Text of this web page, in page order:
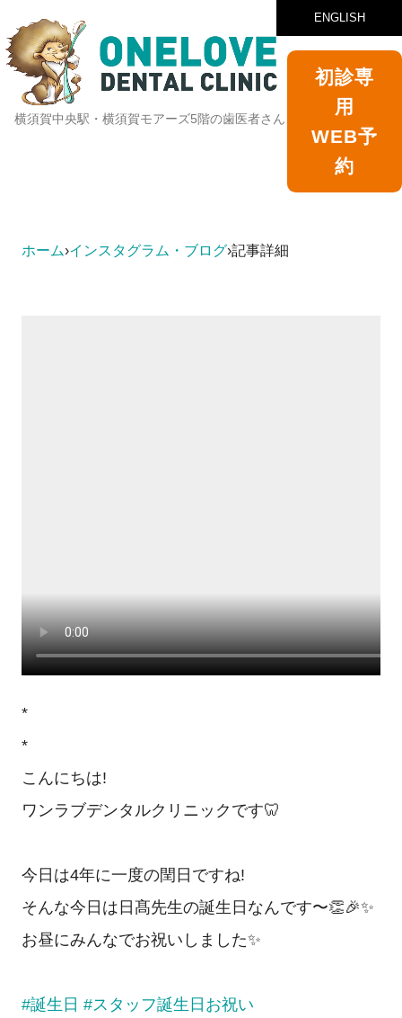
ENGLISH
横須賀中央駅・横須賀モアーズ5階の歯医者さん
初診専
用
WEB予
約
ホーム›インスタグラム・ブログ›記事詳細
*
*
こんにちは!
ワンラブデンタルクリニックです🦷
今日は4年に一度の閏日ですね!
そんな今日は日髙先生の誕生日なんです〜👏🎉✨
お昼にみんなでお祝いしました✨
#誕生日 #スタッフ誕生日お祝い